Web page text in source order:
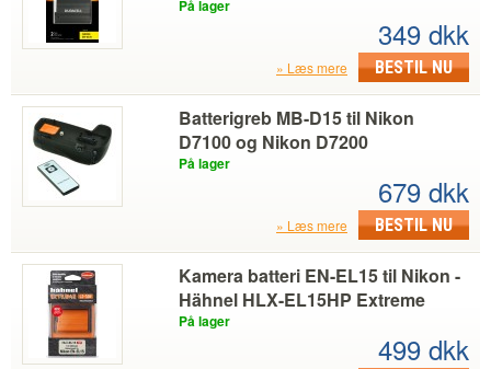
På lager
349 dkk
BESTIL NU
Læs mere
Batterigreb MB-D15 til Nikon
D7100 og Nikon D7200
På lager
679 dkk
BESTIL NU
Læs mere
Kamera batteri EN-EL15 til Nikon -
Hähnel HLX-EL15HP Extreme
På lager
499 dkk